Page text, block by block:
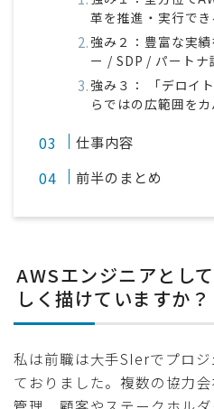
革を推進・実行で
強み２：豊富な実
ー / SDP / パートナ
強み３： 「デロイ
らではの広範囲を
仕事内容
前半のまとめ
AWSエンジニアとし
しく描けていますか？
私は前職は大手SIerでプロ
ておりました。複数の協力
管理、顧客やステークホル